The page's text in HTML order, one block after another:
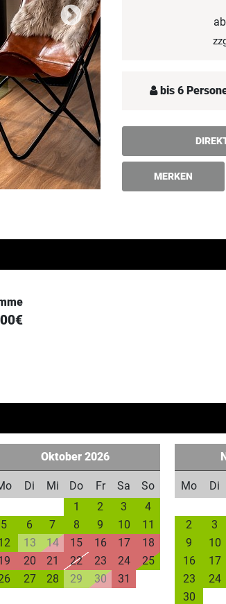
ab
bis 6
MERKEN
Oktober 2026
Di Mi Do Fr Sa
So
1
2 3
4
5
6 7 8 9 10
11
13 14 15 16 17
18
20 21 22 23 24
25
27 28 29 30 31
Mo Di
2
3
9
10
16
17
23
24
30